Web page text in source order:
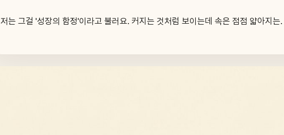
저는 그걸 '성장의 함정'이라고 불러요. 커지는 것처럼 보이는데 속은 점점 얇아지는.